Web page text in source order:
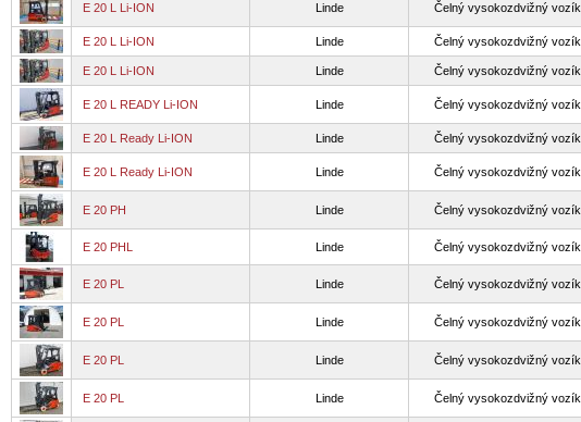
E 20 L Li-ION Linde Čelný vysokozdvižný vozík
E 20 L Li-ION Linde Čelný vysokozdvižný vozík
E 20 L Li-ION Linde Čelný vysokozdvižný vozík
E 20 L READY Li-ION Linde Čelný vysokozdvižný vozík
E 20 L Ready Li-ION Linde Čelný vysokozdvižný vozík
E 20 L Ready Li-ION Linde Čelný vysokozdvižný vozík
E 20 PH Linde Čelný vysokozdvižný vozík
E 20 PHL Linde Čelný vysokozdvižný vozík
E 20 PL Linde Čelný vysokozdvižný vozík
E 20 PL Linde Čelný vysokozdvižný vozík
E 20 PL Linde Čelný vysokozdvižný vozík
E 20 PL Linde Čelný vysokozdvižný vozík